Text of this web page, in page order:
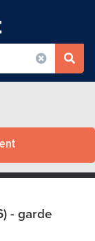
- garde